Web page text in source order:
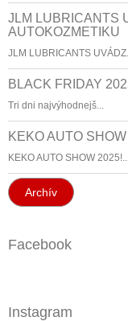
JLM LUBRICANTS
AUTOKOZMETIKU
JLM LUBRICANTS
BLACK FRIDAY
Tri dni najvýhodnejš...
KEKO AUTO
KEKO AUTO SHOW
Archív
Facebook
Instagram